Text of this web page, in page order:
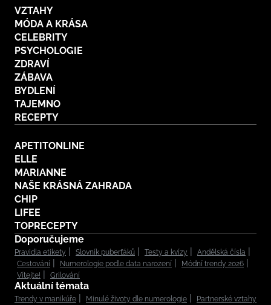
VZTAHY
MÓDA A KRÁSA
CELEBRITY
PSYCHOLOGIE
ZDRAVÍ
ZÁBAVA
BYDLENÍ
TAJEMNO
RECEPTY
APETITONLINE
ELLE
MARIANNE
NAŠE KRÁSNÁ ZAHRADA
CHIP
LIFEE
TOPRECEPTY
Doporučujeme
Pravidla etikety Slovník puberťáků Testy a kvízy
Andělská čísla
Cestování
Numerologie podle data narození
Módní trendy 2026
Vítejte!
Grilování
Aktuální témata
Trendy v manikúře Minulé životy dle numerologie
Partnerské vztahy